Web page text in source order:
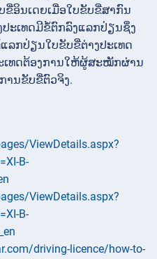
ອິນເດຍເມື່ອໃບຂັບຂີ່ສາກົນ
ປະເທດມີຂໍ້ຕົກລົງແລກປ່ຽນຊຶ່ງ
ກປ່ຽນໃບຂັບຂີ່ຕ່າງປະເທດ
ເທດຕ້ອງການໃຫ້ຜູ້ສະໝັກຜ່ານ
ານຂັບຂີ່ຕົວຈິງ.
ViewDetails.aspx?
B-
ViewDetails.aspx?
B-
driving-licence/how-to-